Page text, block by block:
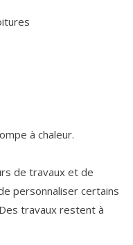
à chaleur.
de travaux et de
personnaliser certains
travaux restent à